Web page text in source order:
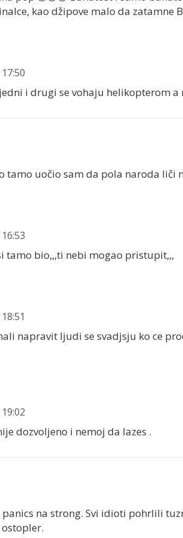
kao džipove malo da zatamne
i drugi se vohaju helikopterom a
tamo uočio sam da pola naroda liči
tamo bio,,,ti nebi mogao pristupit,,,
napravit ljudi se svadjsju ko ce
dozvoljeno i nemoj da lazes .
na strong. Svi idioti pohrlili